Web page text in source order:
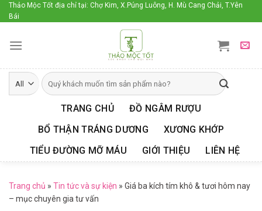
Skip
to
Thảo Mộc Tốt địa chỉ tại: Chợ Kim, X.Púng Luông, H. Mù Cang Chải, T.Yên
Bái
TRANG CHỦ
ĐỒ NGÂM RƯỢU
BỔ THẬN TRÁNG DƯƠNG
XƯƠNG KHỚP
TIỂU ĐƯỜNG MỠ MÁU
GIỚI THIỆU LIÊN HỆ
Trang chủ » Tin tức và sự kiện » Giá ba kích tím khô & tươi hôm nay
– mục chuyên gia tư vấn